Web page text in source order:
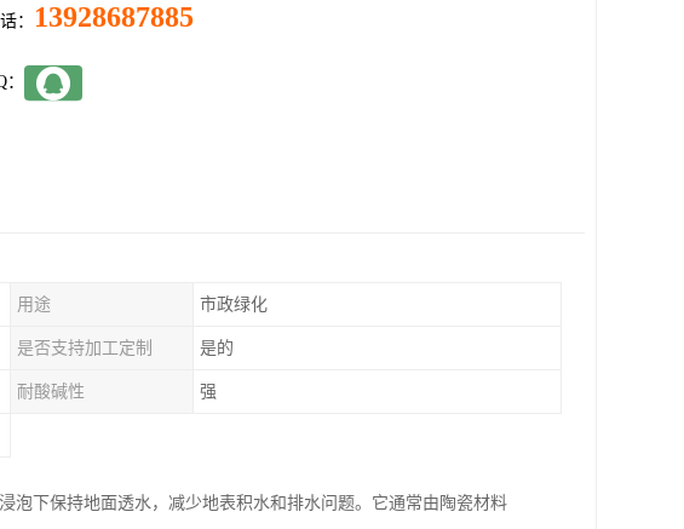
： 13928687885
用途 市政绿化
是否支持加工定制 是的
耐酸碱性 强
泡下保持地面透水，减少地表积水和排水问题。它通常由陶瓷材料